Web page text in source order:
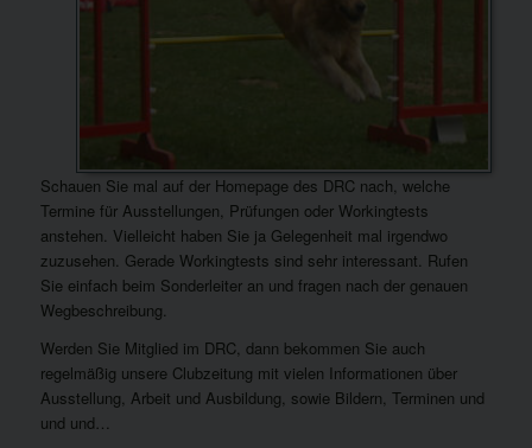
Schauen Sie mal auf der Homepage des DRC nach, welche
Termine für Ausstellungen, Prüfungen oder Workingtests
anstehen. Vielleicht haben Sie ja Gelegenheit mal irgendwo
zuzusehen. Gerade Workingtests sind sehr interessant. Rufen
Sie einfach beim Sonderleiter an und fragen nach der genauen
Wegbeschreibung.
Werden Sie Mitglied im DRC, dann bekommen Sie auch
regelmäßig unsere Clubzeitung mit vielen Informationen über
Ausstellung, Arbeit und Ausbildung, sowie Bildern, Terminen und
und und…